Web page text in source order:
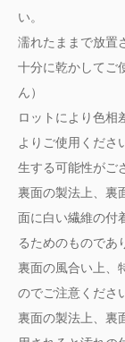
い。
濡れたままで放置
十分に乾かしてご
ん）
ロットにより色相
よりご使用くださ
生する可能性がご
裏面の製法上、裏
面に白い繊維の付
るためのものであ
裏面の風合い上、
のでご注意くださ
裏面の製法上、裏